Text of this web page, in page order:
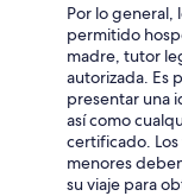
Por lo general,
permitido
madre, tutor
autorizada. Es
presentar una
así como
certificado.
menores
su viaje para